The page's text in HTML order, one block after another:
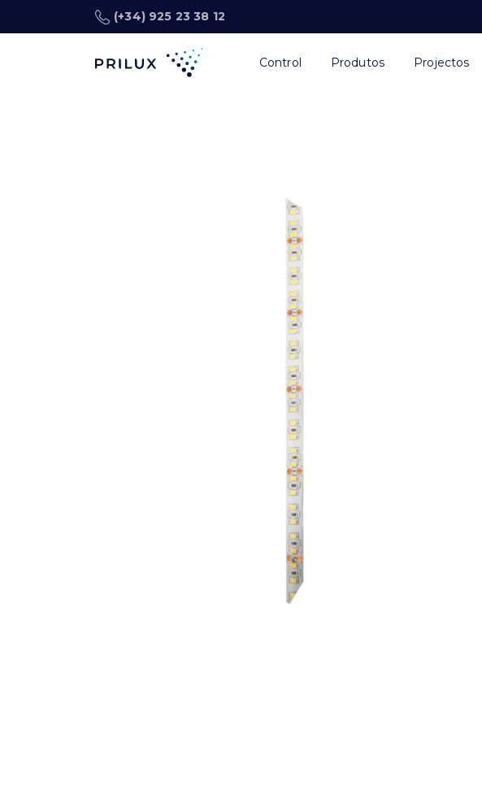
(+34) 925 23 38 12
Control Produtos Projectos